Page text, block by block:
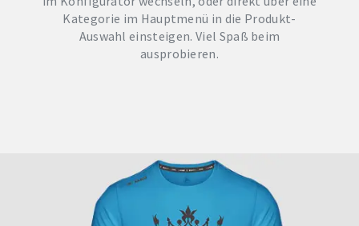
Kategorie im Hauptmenü in die Produkt-
Auswahl einsteigen. Viel Spaß beim
ausprobieren.